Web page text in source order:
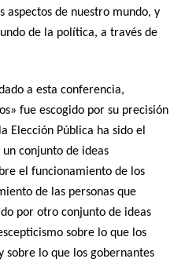
aspectos de nuestro mundo, y
de la política, a través de
a esta conferencia,
fue escogido por su precisión
Elección Pública ha sido el
conjunto de ideas
el funcionamiento de los
de las personas que
por otro conjunto de ideas
sobre lo que los
sobre lo que los gobernantes